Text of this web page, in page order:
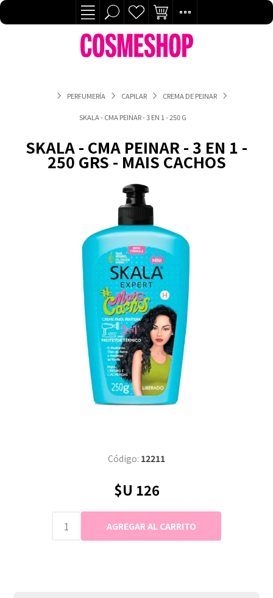
PERFUMERÍA CAPILAR CREMA DE PEINAR
SKALA - CMA PEINAR - 3 EN 1 - 250 GRS - MAIS CACHOS
SKALA - CMA PEINAR - 3 EN 1 -
250 GRS - MAIS CACHOS
Código: 12211
$U 126